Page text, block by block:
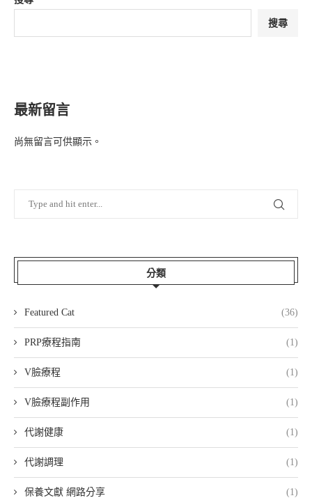
搜尋
最新留言
尚無留言可供顯示。
分類
Featured Cat (36)
PRP療程指南 (1)
V臉療程 (1)
V臉療程副作用 (1)
代謝健康 (1)
代謝調理 (1)
保養文獻 網路分享 (1)